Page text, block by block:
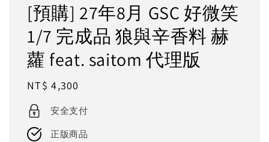
[預購] 27年8月 GSC 好微笑
1/7 完成品 狼與辛香料 赫
蘿 feat. saitom 代理版
Regular
price
NT$ 4,300
安全支付
正版商品